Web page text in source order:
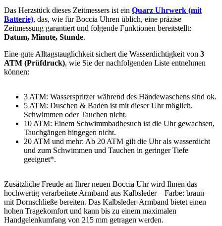
Das Herzstück dieses Zeitmessers ist ein Quarz Uhrwerk (mit
Batterie), das, wie für Boccia Uhren üblich, eine präzise
Zeitmessung garantiert und folgende Funktionen bereitstellt:
Datum, Minute, Stunde.
Eine gute Alltagstauglichkeit sichert die Wasserdichtigkeit von 3
ATM (Prüfdruck), wie Sie der nachfolgenden Liste entnehmen
können:
3 ATM: Wasserspritzer während des Händewaschens sind ok.
5 ATM: Duschen & Baden ist mit dieser Uhr möglich.
Schwimmen oder Tauchen nicht.
10 ATM: Einem Schwimmbadbesuch ist die Uhr gewachsen,
Tauchgängen hingegen nicht.
20 ATM und mehr: Ab 20 ATM gilt die Uhr als wasserdicht
und zum Schwimmen und Tauchen in geringer Tiefe
geeignet*.
Zusätzliche Freude an Ihrer neuen Boccia Uhr wird Ihnen das
hochwertig verarbeitete Armband aus Kalbsleder – Farbe: braun –
mit Dornschließe bereiten. Das Kalbsleder-Armband bietet einen
hohen Tragekomfort und kann bis zu einem maximalen
Handgelenkumfang von 215 mm getragen werden.